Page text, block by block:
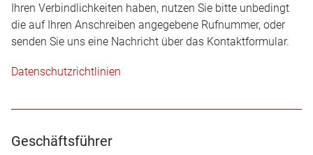
Ihren Verbindlichkeiten haben, nutzen Sie bitte unbedingt
die auf Ihren Anschreiben angegebene Rufnummer, oder
senden Sie uns eine Nachricht über das Kontaktformular.
Datenschutzrichtlinien
Geschäftsführer